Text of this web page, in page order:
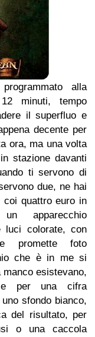
alla
minuti, tempo
il superfluo e
decente per
ora, ma una volta
stazione davanti
ti servono di
due, ne hai
coi quattro euro in
apparecchio
luci colorate, con
promette foto
che è in me si
esistevano,
per una cifra
sfondo bianco,
del risultato, per
o una caccola